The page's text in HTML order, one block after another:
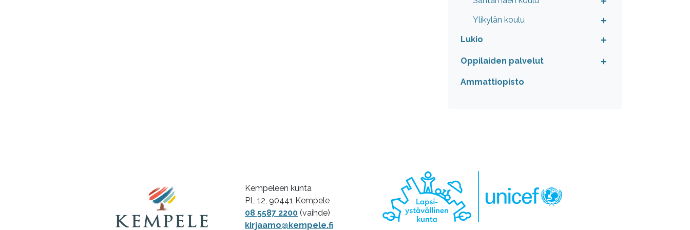
Ylikylän koulu
Lukio
Oppilaiden palvelut
Ammattiopisto
Kempeleen kunta
PL 12, 90441 Kempele
08 5587 2200 (vaihde)
kirjaamo@kempele.fi